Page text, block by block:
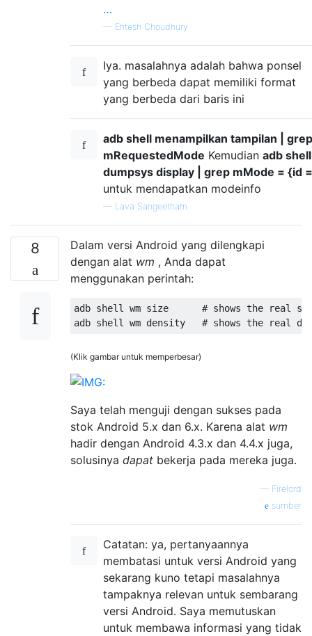
…
— Ehtesh Choudhury
Iya. masalahnya adalah bahwa ponsel
yang berbeda dapat memiliki format
yang berbeda dari baris ini
adb shell menampilkan tampilan | grep
mRequestedMode Kemudian adb shell
dumpsys display | grep mMode = {id =
untuk mendapatkan modeinfo
— Lava Sangeetham
8
Dalam versi Android yang dilengkapi
dengan alat wm , Anda dapat
menggunakan perintah:
adb shell wm size      # shows the real
(Klik gambar untuk memperbesar)
Saya telah menguji dengan sukses pada
stok Android 5.x dan 6.x. Karena alat wm
hadir dengan Android 4.3.x dan 4.4.x juga,
solusinya dapat bekerja pada mereka juga.
— Firelord
sumber
Catatan: ya, pertanyaannya
membatasi untuk versi Android yang
sekarang kuno tetapi masalahnya
tampaknya relevan untuk sembarang
versi Android. Saya memutuskan
untuk membawa informasi yang tidak